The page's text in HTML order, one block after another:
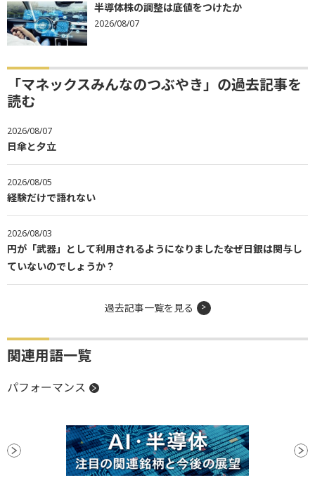
半導体株の調整は底値をつけたか
2026/08/07
「マネックスみんなのつぶやき」の過去記事を
読む
2026/08/07
日傘と夕立
2026/08/05
経験だけで語れない
2026/08/03
円が「武器」として利用されるようになりました――なぜ日銀は関与し
ていないのでしょうか？
過去記事一覧を見る
関連用語一覧
パフォーマンス